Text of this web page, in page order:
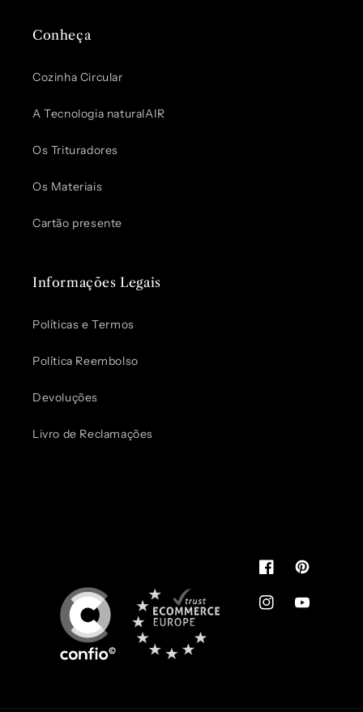
Conheça
Cozinha Circular
A Tecnologia naturalAIR
Os Trituradores
Os Materiais
Cartão presente
Informações Legais
Políticas e Termos
Política Reembolso
Devoluções
Livro de Reclamações
FacebookPinterest
InstagramYouTube